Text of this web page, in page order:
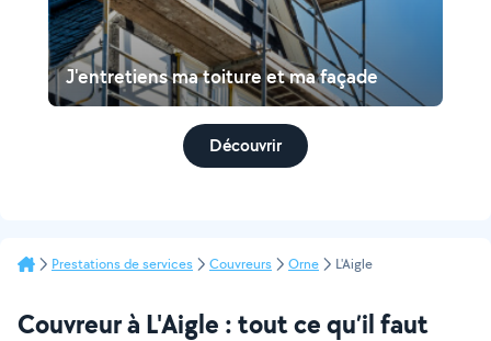
J'entretiens ma toiture et ma façade
Découvrir
Prestations de services Couvreurs Orne L'Aigle
Couvreur à L'Aigle : tout ce qu’il faut